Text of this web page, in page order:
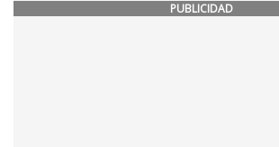
PUBLICIDAD